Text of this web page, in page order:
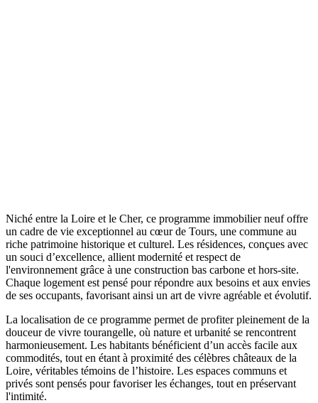
Niché entre la Loire et le Cher, ce programme immobilier neuf offre
un cadre de vie exceptionnel au cœur de Tours, une commune au
riche patrimoine historique et culturel. Les résidences, conçues avec
un souci d’excellence, allient modernité et respect de
l'environnement grâce à une construction bas carbone et hors-site.
Chaque logement est pensé pour répondre aux besoins et aux envies
de ses occupants, favorisant ainsi un art de vivre agréable et évolutif.
La localisation de ce programme permet de profiter pleinement de la
douceur de vivre tourangelle, où nature et urbanité se rencontrent
harmonieusement. Les habitants bénéficient d’un accès facile aux
commodités, tout en étant à proximité des célèbres châteaux de la
Loire, véritables témoins de l’histoire. Les espaces communs et
privés sont pensés pour favoriser les échanges, tout en préservant
l'intimité.